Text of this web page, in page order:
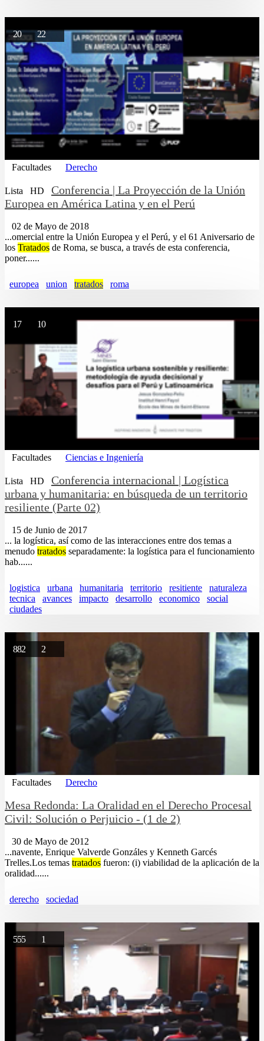
2022
Facultades Derecho
Lista HD
Conferencia | La Proyección de la Unión
Europea en América Latina y en el Perú
02 de Mayo de 2018
...omercial entre la Unión Europea y el Perú, y el 61 Aniversario de
los Tratados de Roma, se busca, a través de esta conferencia,
poner......
europea union tratados roma
17 10
Facultades Ciencias e Ingeniería
Lista HD
Conferencia internacional | Logística
urbana y humanitaria: en búsqueda de un territorio
resiliente (Parte 02)
15 de Junio de 2017
... la logística, así como de las interacciones entre dos temas a
menudo tratados separadamente: la logística para el funcionamiento
hab......
logistica urbana humanitaria territorio resitiente
naturaleza
tecnica
avances impacto desarrollo economico
social
ciudades
882 2
Facultades Derecho
Mesa Redonda: La Oralidad en el Derecho Procesal
Civil: Solución o Perjuicio - (1 de 2)
30 de Mayo de 2012
...navente, Enrique Valverde Gonzáles y Kenneth Garcés
Trelles.Los temas tratados fueron: (i) viabilidad de la aplicación de la
oralidad......
derecho sociedad
555 1